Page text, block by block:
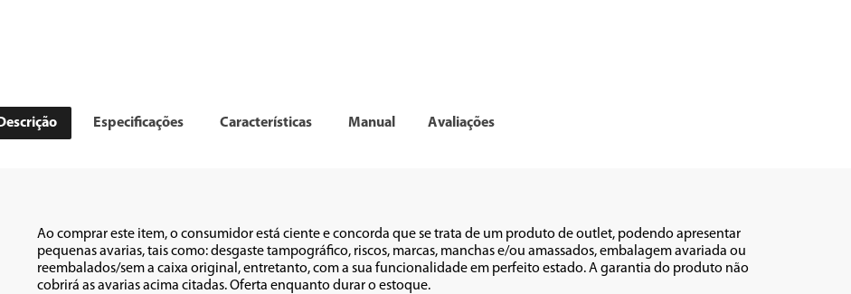
Especificações Características Manual Avaliações
Ao comprar este item, o consumidor está ciente e concorda que se trata de um produto de outlet, podendo apresentar
pequenas avarias, tais como: desgaste tampográfico, riscos, marcas, manchas e/ou amassados, embalagem avariada ou
reembalados/sem a caixa original, entretanto, com a sua funcionalidade em perfeito estado. A garantia do produto não
cobrirá as avarias acima citadas. Oferta enquanto durar o estoque.